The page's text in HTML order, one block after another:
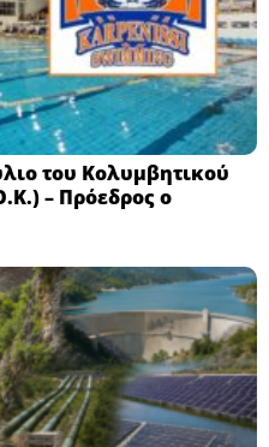
του Κολυμβητικού
– Πρόεδρος ο